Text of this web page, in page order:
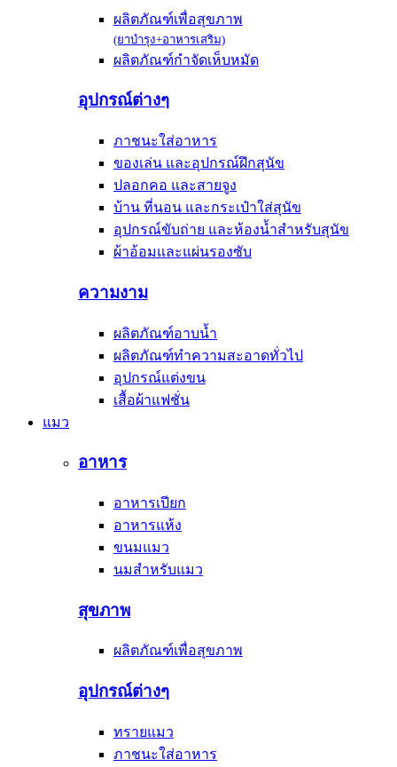
ผลิตภัณฑ์เพื่อสุขภาพ
(ยาบำรุง+อาหารเสริม)
ผลิตภัณฑ์กำจัดเห็บหมัด
อุปกรณ์ต่างๆ
ภาชนะใส่อาหาร
ของเล่น และอุปกรณ์ฝึกสุนัข
ปลอกคอ และสายจูง
บ้าน ที่นอน และกระเป๋าใส่สุนัข
อุปกรณ์ขับถ่าย และห้องน้ำสำหรับสุนัข
ผ้าอ้อมและแผ่นรองซับ
ความงาม
ผลิตภัณฑ์อาบน้ำ
ผลิตภัณฑ์ทำความสะอาดทั่วไป
อุปกรณ์แต่งขน
เสื้อผ้าแฟชั่น
แมว
อาหาร
อาหารเปียก
อาหารแห้ง
ขนมแมว
นมสำหรับแมว
สุขภาพ
ผลิตภัณฑ์เพื่อสุขภาพ
อุปกรณ์ต่างๆ
ทรายแมว
ภาชนะใส่อาหาร